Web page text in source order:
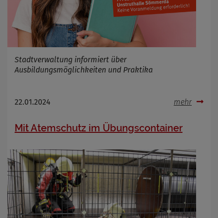
Stadtverwaltung informiert über
Ausbildungsmöglichkeiten und Praktika
22.01.2024 mehr
Mit Atemschutz im Übungscontainer
Infos schließen